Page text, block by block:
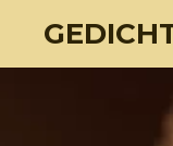
direct